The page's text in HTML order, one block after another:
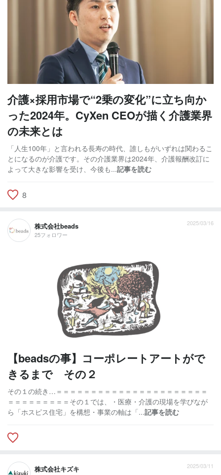
介護×採用市場で“2乗の変化”に立ち向か
った2024年。CyXen CEOが描く介護業界
の未来とは
「人生100年」と言われる長寿の時代、誰しもがいずれは関わるこ
とになるのが介護です。その介護業界は2024年、介護報酬改訂に
よって大きな影響を受け、今後も...記事を読む
8
株式会社beads
25フォロワー
2025/03/16
【beadsの事】コーポレートアートがで
きるまで その２
その１の続き…＝＝＝＝＝＝＝＝＝＝＝＝＝＝＝＝＝＝＝＝＝＝
＝＝＝＝＝＝＝＝＝その１では、・医療・介護の現場を学びなが
ら「ホスピス住宅」を構想・事業の軸は「...記事を読む
株式会社キズキ 2025/03/11